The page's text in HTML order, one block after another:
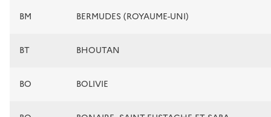
BM BERMUDES (ROYAUME-UNI)
BT BHOUTAN
BO BOLIVIE